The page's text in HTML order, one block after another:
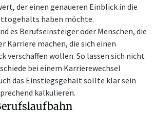
der einen genaueren Einblick in die
haben möchte.
es Berufseinsteiger oder Menschen, die
Karriere machen, die sich einen
verschaffen wollen. So lassen sich nicht
bei einem Karrierewechsel
das Einstiegsgehalt sollte klar sein
kalkulieren.